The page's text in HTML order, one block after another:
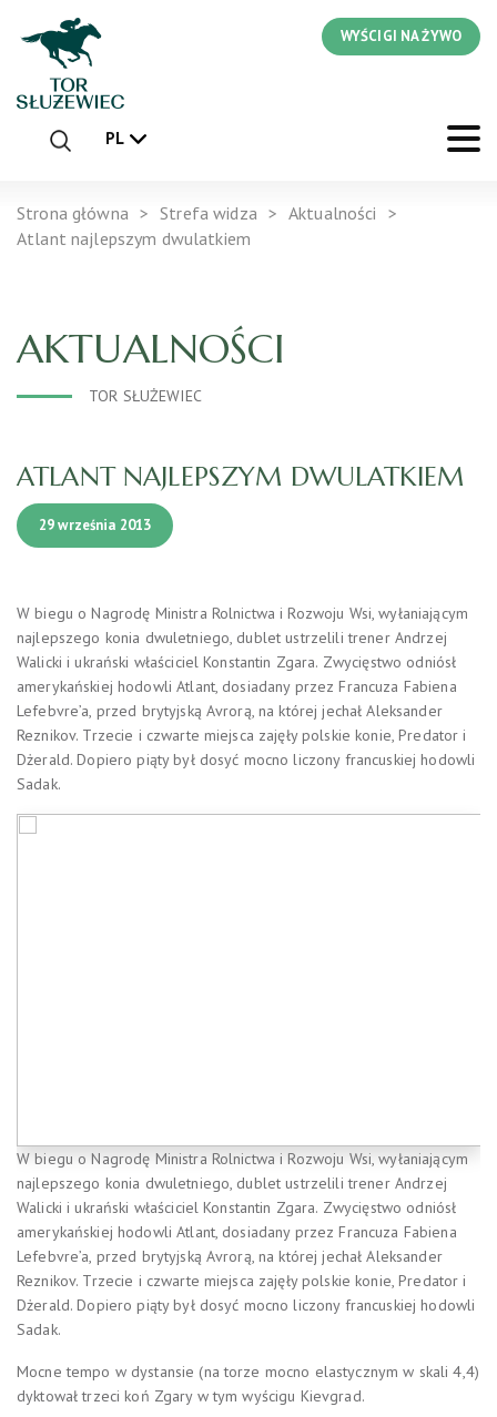
WYŚCIGI NA ŻYWO
PL
Strona główna Strefa widza
Aktualności
Atlant najlepszym dwulatkiem
AKTUALNOŚCI
TOR SŁUŻEWIEC
ATLANT NAJLEPSZYM DWULATKIEM
29 września 2013
W biegu o Nagrodę Ministra Rolnictwa i Rozwoju Wsi, wyłaniającym
najlepszego konia dwuletniego, dublet ustrzelili trener Andrzej
Walicki i ukrański właściciel Konstantin Zgara. Zwycięstwo odniósł
amerykańskiej hodowli Atlant, dosiadany przez Francuza Fabiena
Lefebvre’a, przed brytyjską Avrorą, na której jechał Aleksander
Reznikov. Trzecie i czwarte miejsca zajęły polskie konie, Predator i
Dżerald. Dopiero piąty był dosyć mocno liczony francuskiej hodowli
Sadak.
W biegu o Nagrodę Ministra Rolnictwa i Rozwoju Wsi, wyłaniającym
najlepszego konia dwuletniego, dublet ustrzelili trener Andrzej
Walicki i ukrański właściciel Konstantin Zgara. Zwycięstwo odniósł
amerykańskiej hodowli Atlant, dosiadany przez Francuza Fabiena
Lefebvre’a, przed brytyjską Avrorą, na której jechał Aleksander
Reznikov. Trzecie i czwarte miejsca zajęły polskie konie, Predator i
Dżerald. Dopiero piąty był dosyć mocno liczony francuskiej hodowli
Sadak.
Mocne tempo w dystansie (na torze mocno elastycznym w skali 4,4)
dyktował trzeci koń Zgary w tym wyścigu Kievgrad.